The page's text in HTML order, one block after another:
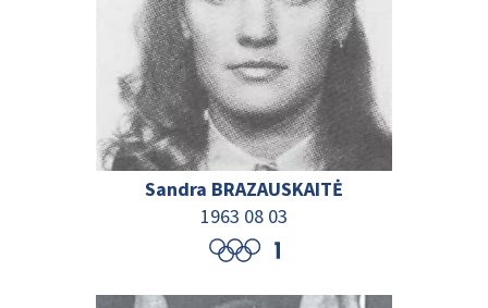
Sandra BRAZAUSKAITĖ
1963 08 03